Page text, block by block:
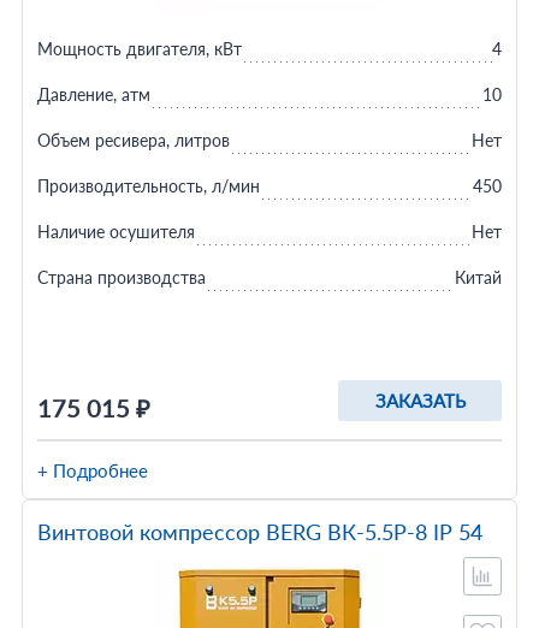
175 015 ₽ ЗАКАЗАТЬ
Мощность двигателя, кВт 4
Давление, атм 10
Объем ресивера, литров Нет
Производительность, л/мин 450
Наличие осушителя Нет
Страна производства Китай
+ Подробнее
Винтовой компрессор BERG ВК-5.5Р-8 IP 54